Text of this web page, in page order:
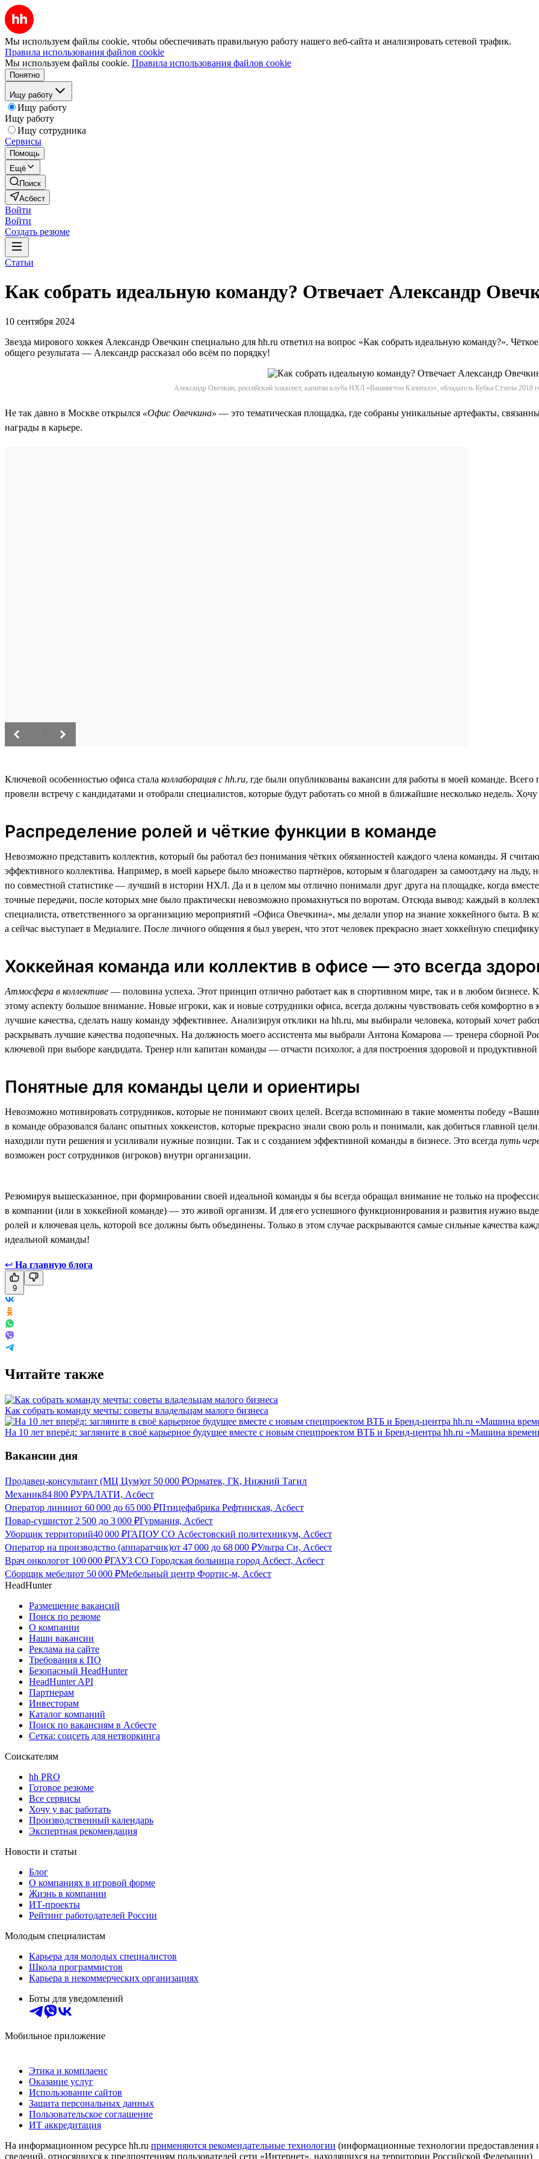
Мы используем файлы cookie, чтобы обеспечивать правильную работу нашего веб-сайта и анализировать сетевой трафик.
Правила использования файлов cookie
Мы используем файлы cookie. Правила использования файлов cookie
Понятно
Ищу работу
Ищу работу
Ищу работу
Ищу сотрудника
Сервисы
Помощь
Ещё
Поиск
Асбест
Войти
Войти
Создать резюме
Статьи
Как собрать идеальную команду? Отвечает Александр
10 сентября 2024
Звезда мирового хоккея Александр Овечкин специально для hh.ru ответил на вопрос «Как собрать идеальную команду?».
общего результата — Александр рассказал обо всём по порядку!
Александр Овечкин, российский хоккеист, капитан клуба НХЛ «Вашингтон Кэпиталз», обладатель Кубка Стэнли 2018
Не так давно в Москве открылся «Офис Овечкина» — это тематическая площадка, где собраны уникальные артефакты,
награды в карьере.
Ключевой особенностью офиса стала коллаборация с hh.ru, где были опубликованы вакансии для работы в моей команде. Всего
провели встречу с кандидатами и отобрали специалистов, которые будут работать со мной в ближайшие несколько недель.
Распределение ролей и чёткие функции в команде
Невозможно представить коллектив, который бы работал без понимания чётких обязанностей каждого члена команды. Я
эффективного коллектива. Например, в моей карьере было множество партнёров, которым я благодарен за самоотдачу на
по совместной статистике — лучший в истории НХЛ. Да и в целом мы отлично понимали друг друга на площадке, когда
точные передачи, после которых мне было практически невозможно промахнуться по воротам. Отсюда вывод: каждый в
специалиста, ответственного за организацию мероприятий «Офиса Овечкина», мы делали упор на знание хоккейного быта. В
а сейчас выступает в Медиалиге. После личного общения я был уверен, что этот человек прекрасно знает хоккейную
Хоккейная команда или коллектив в офисе — это всегда
Атмосфера в коллективе — половина успеха. Этот принцип отлично работает как в спортивном мире, так и в любом бизнесе.
этому аспекту большое внимание. Новые игроки, как и новые сотрудники офиса, всегда должны чувствовать себя комфортно в
лучшие качества, сделать нашу команду эффективнее. Анализируя отклики на hh.ru, мы выбирали человека, который хочет
раскрывать лучшие качества подопечных. На должность моего ассистента мы выбрали Антона Комарова — тренера сборной
ключевой при выборе кандидата. Тренер или капитан команды — отчасти психолог, а для построения здоровой и
Понятные для команды цели и ориентиры
Невозможно мотивировать сотрудников, которые не понимают своих целей. Всегда вспоминаю в такие моменты победу
в команде образовался баланс опытных хоккеистов, которые прекрасно знали свою роль и понимали, как добиться главной
находили пути решения и усиливали нужные позиции. Так и с созданием эффективной команды в бизнесе. Это всегда путь
возможен рост сотрудников (игроков) внутри организации.
Резюмируя вышесказанное, при формировании своей идеальной команды я бы всегда обращал внимание не только на
в компании (или в хоккейной команде) — это живой организм. И для его успешного функционирования и развития нужно
ролей и ключевая цель, которой все должны быть объединены. Только в этом случае раскрываются самые сильные качества
идеальной команды!
↩ На главную блога
9
Читайте также
Как собрать команду мечты: советы владельцам малого бизнеса
На 10 лет вперёд: загляните в своё карьерное будущее вместе с новым спецпроектом ВТБ и Бренд-центра hh.ru «Машина
Вакансии дня
Продавец-консультант (МЦ Цум)от 50 000 ₽Орматек, ГК, Нижний Тагил
Механик84 800 ₽УРАЛАТИ, Асбест
Оператор линииот 60 000 до 65 000 ₽Птицефабрика Рефтинская, Асбест
Повар-сушистот 2 500 до 3 000 ₽Гурмания, Асбест
Уборщик территорий40 000 ₽ГАПОУ СО Асбестовский политехникум, Асбест
Оператор на производство (аппаратчик)от 47 000 до 68 000 ₽Ультра Си, Асбест
Врач онкологот 100 000 ₽ГАУЗ СО Городская больница город Асбест, Асбест
Сборщик мебелиот 50 000 ₽Мебельный центр Фортис-м, Асбест
HeadHunter
Размещение вакансий
Поиск по резюме
О компании
Наши вакансии
Реклама на сайте
Требования к ПО
Безопасный HeadHunter
HeadHunter API
Партнерам
Инвесторам
Каталог компаний
Поиск по вакансиям в Асбесте
Сетка: соцсеть для нетворкинга
Соискателям
hh PRO
Готовое резюме
Все сервисы
Хочу у вас работать
Производственный календарь
Экспертная рекомендация
Новости и статьи
Блог
О компаниях в игровой форме
Жизнь в компании
ИТ-проекты
Рейтинг работодателей России
Молодым специалистам
Карьера для молодых специалистов
Школа программистов
Карьера в некоммерческих организациях
Боты для уведомлений
Мобильное приложение
Этика и комплаенс
Оказание услуг
Использование сайтов
Защита персональных данных
Пользовательское соглашение
ИТ аккредитация
На информационном ресурсе hh.ru применяются рекомендательные технологии (информационные технологии предоставления
сведений, относящихся к предпочтениям пользователей сети «Интернет», находящихся на территории Российской Федерации)